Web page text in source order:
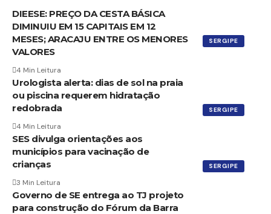
SERGIPE
DIEESE: PREÇO DA CESTA BÁSICA
DIMINUIU EM 15 CAPITAIS EM 12
MESES; ARACAJU ENTRE OS MENORES
VALORES
4 Min Leitura
SERGIPE
Urologista alerta: dias de sol na praia
ou piscina requerem hidratação
redobrada
4 Min Leitura
SERGIPE
SES divulga orientações aos
municípios para vacinação de
crianças
3 Min Leitura
Governo de SE entrega ao TJ projeto
para construção do Fórum da Barra